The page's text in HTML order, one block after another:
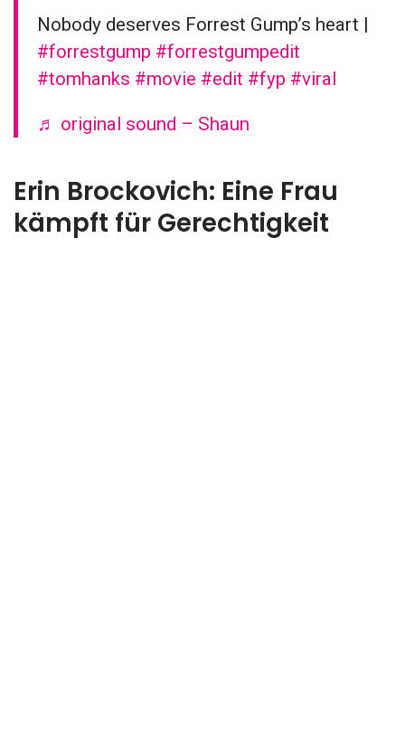
Nobody deserves Forrest Gump’s heart |
#forrestgump #forrestgumpedit
#tomhanks #movie #edit #fyp #viral
♬ original sound – Shaun
Erin Brockovich: Eine Frau
kämpft für Gerechtigkeit